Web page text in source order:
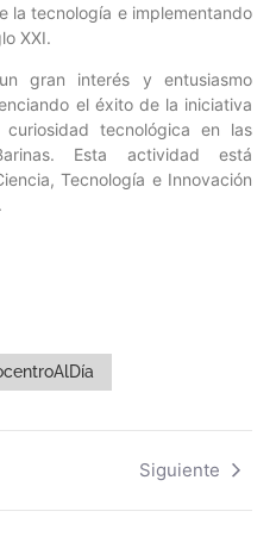
la tecnología e implementando
XXI.
gran interés y entusiasmo
el éxito de la iniciativa
tecnológica en las
Esta actividad está
Tecnología e Innovación
Siguiente